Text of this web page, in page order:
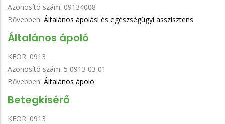
Azonosító szám: 09134008
Bővebben: Általános ápolási és egészségügyi asszisztens
Általános ápoló
KEOR: 0913
Azonosító szám: 5 0913 03 01
Bővebben: Általános ápoló
Betegkísérő
KEOR: 0913